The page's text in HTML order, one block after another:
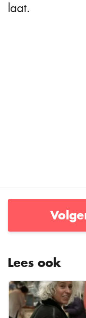
laat.
Lees ook